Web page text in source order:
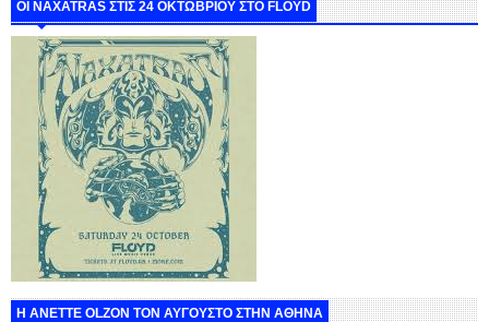
ΟΙ NAXATRAS ΣΤΙΣ 24 ΟΚΤΩΒΡΙΟΥ ΣΤΟ FLOYD
Η ANETTE OLZON ΤΟΝ ΑΥΓΟΥΣΤΟ ΣΤΗΝ ΑΘΗΝΑ